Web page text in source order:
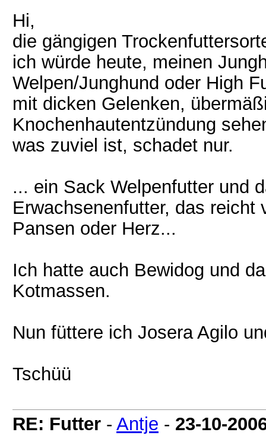
Hi,
die gängigen
ich würde heute, meinen
Welpen/Junghund oder High
mit dicken Gelenken,
Knochenhautentzündung
was zuviel ist, schadet nur.
... ein Sack Welpenfutter und
Erwachsenenfutter, das
Pansen oder Herz...
Ich hatte auch Bewidog und
Kotmassen.
Nun füttere ich Josera Agilo
Tschüü
RE: Futter - Antje - 23-10-